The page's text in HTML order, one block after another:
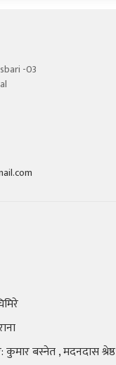
-03
बस्नेत , मदनदास श्रेष्ठ